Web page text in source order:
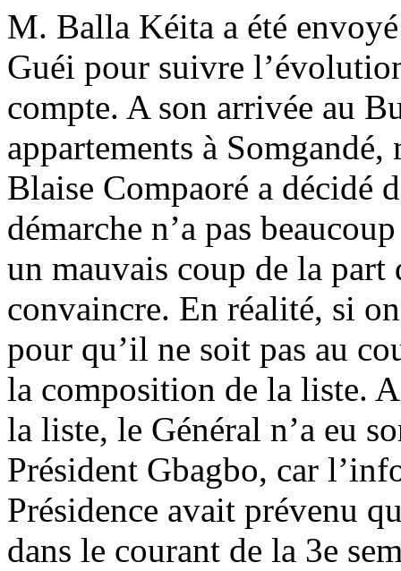
M. Balla Kéita a été
Guéi pour suivre
compte. A son arrivée au
appartements à
Blaise Compaoré a décidé
démarche n’a pas
un mauvais coup de la part
convaincre. En réalité, si
pour qu’il ne soit pas au
la composition de la liste.
la liste, le Général n’a eu
Président Gbagbo, car
Présidence avait prévenu
dans le courant de la 3e